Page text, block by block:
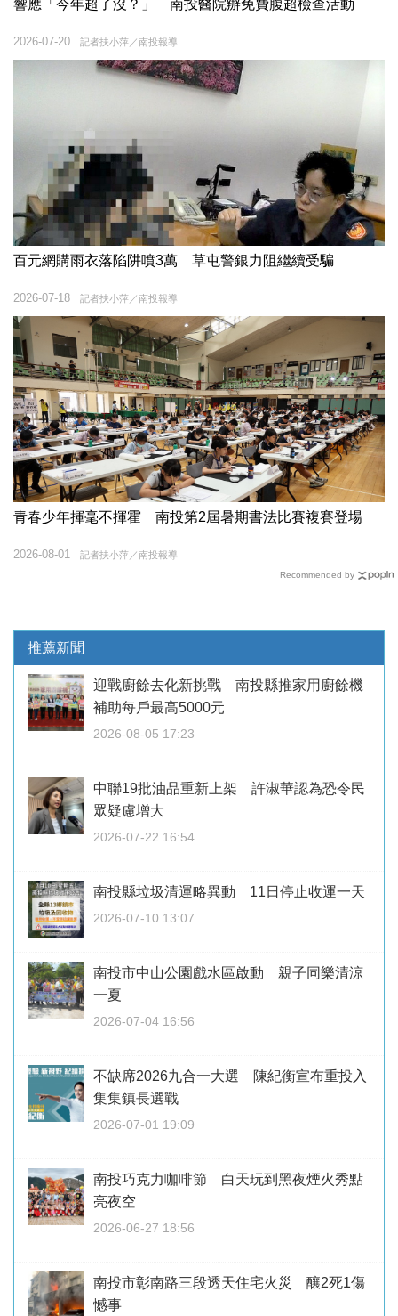
響應「今年超了沒？」 南投醫院辦免費腹超檢查活動
記者扶小萍／南投報導
2026-07-20
百元網購雨衣落陷阱噴3萬 草屯警銀力阻繼續受騙
記者扶小萍／南投報導
2026-07-18
青春少年揮毫不揮霍 南投第2屆暑期書法比賽複賽登場
記者扶小萍／南投報導
2026-08-01
Recommended by
推薦新聞
迎戰廚餘去化新挑戰 南投縣推家用廚餘機
補助每戶最高5000元
2026-08-05 17:23
中聯19批油品重新上架 許淑華認為恐令民
眾疑慮增大
2026-07-22 16:54
南投縣垃圾清運略異動 11日停止收運一天
2026-07-10 13:07
南投市中山公園戲水區啟動 親子同樂清涼
一夏
2026-07-04 16:56
不缺席2026九合一大選 陳紀衡宣布重投入
集集鎮長選戰
2026-07-01 19:09
南投巧克力咖啡節 白天玩到黑夜煙火秀點
亮夜空
2026-06-27 18:56
南投市彰南路三段透天住宅火災 釀2死1傷
憾事